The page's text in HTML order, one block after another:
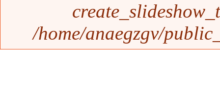
/home/anaegzgv/